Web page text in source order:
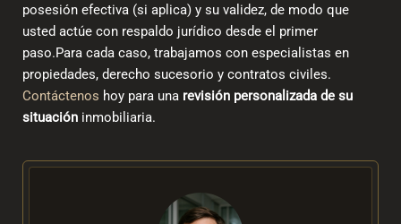
posesión efectiva (si aplica) y su validez, de modo que
usted actúe con respaldo jurídico desde el primer
paso.Para cada caso, trabajamos con especialistas en
propiedades, derecho sucesorio y contratos civiles.
Contáctenos hoy para una revisión personalizada de su
situación inmobiliaria.